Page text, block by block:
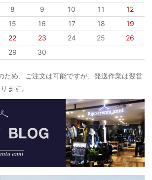
8 9 10 11
12
15 16 17 18
19
22 23 24 25
26
29 30
ため、ご注文は可能ですが、発送作業は翌営
ます。